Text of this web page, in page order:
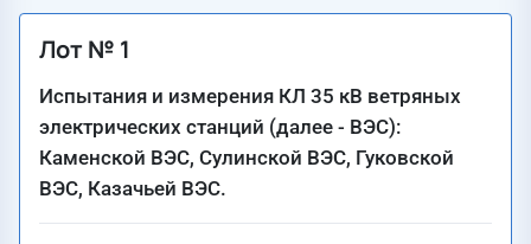
Лот № 1
Испытания и измерения КЛ 35 кВ ветряных
электрических станций (далее - ВЭС):
Каменской ВЭС, Сулинской ВЭС, Гуковской
ВЭС, Казачьей ВЭС.